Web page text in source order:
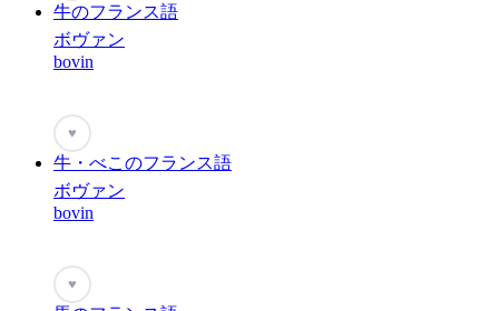
牛のフランス語
ボヴァン
bovin
♥
牛・べこのフランス語
ボヴァン
bovin
♥